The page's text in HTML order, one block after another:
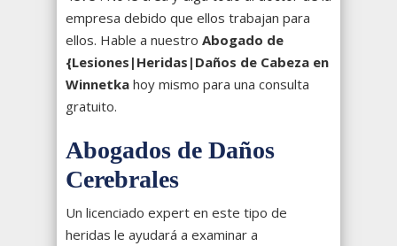
empresa debido que ellos trabajan para
ellos. Hable a nuestro Abogado de
{Lesiones|Heridas|Daños de Cabeza en
Winnetka hoy mismo para una consulta
gratuito.
Abogados de Daños
Cerebrales
Un licenciado expert en este tipo de
heridas le ayudará a examinar a